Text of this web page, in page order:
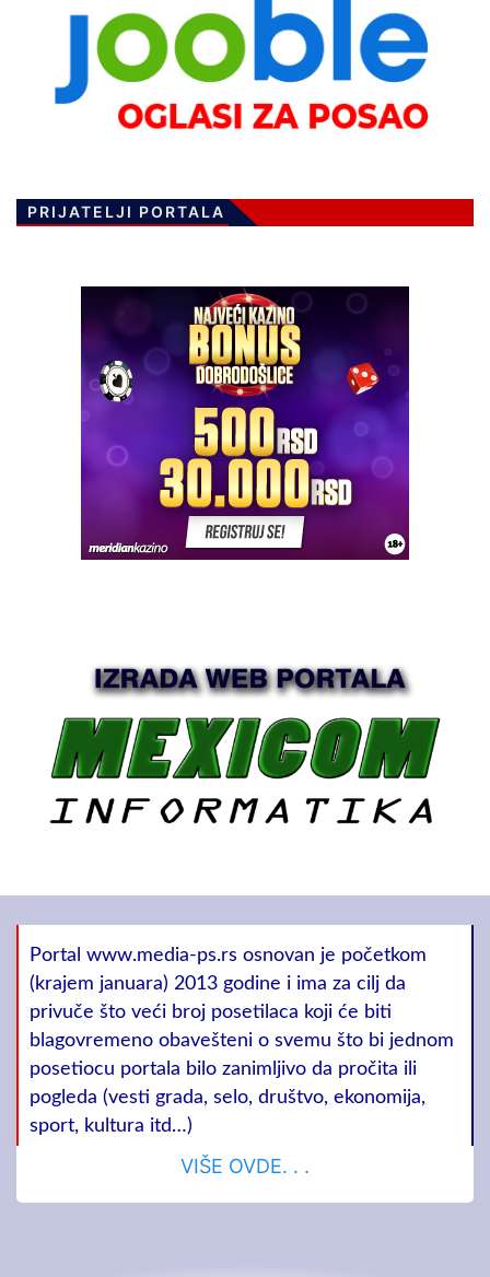
PRIJATELJI PORTALA
Portal www.media-ps.rs osnovan je početkom
(krajem januara) 2013 godine i ima za cilj da
privuče što veći broj posetilaca koji će biti
blagovremeno obavešteni o svemu što bi jednom
posetiocu portala bilo zanimljivo da pročita ili
pogleda (vesti grada, selo, društvo, ekonomija,
sport, kultura itd…)
VIŠE OVDE. . .